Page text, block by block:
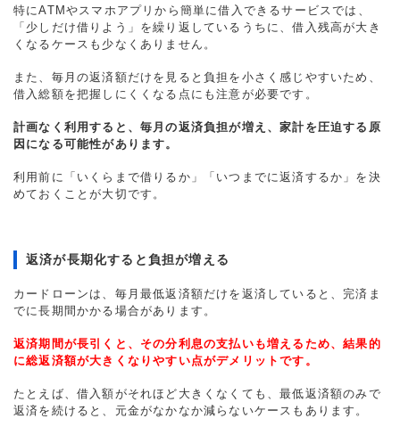
特にATMやスマホアプリから簡単に借入できるサービスでは、
「少しだけ借りよう」を繰り返しているうちに、借入残高が大き
くなるケースも少なくありません。
また、毎月の返済額だけを見ると負担を小さく感じやすいため、
借入総額を把握しにくくなる点にも注意が必要です。
計画なく利用すると、毎月の返済負担が増え、家計を圧迫する原
因になる可能性があります。
利用前に「いくらまで借りるか」「いつまでに返済するか」を決
めておくことが大切です。
返済が長期化すると負担が増える
カードローンは、毎月最低返済額だけを返済していると、完済ま
でに長期間かかる場合があります。
返済期間が長引くと、その分利息の支払いも増えるため、結果的
に総返済額が大きくなりやすい点がデメリットです。
たとえば、借入額がそれほど大きくなくても、最低返済額のみで
返済を続けると、元金がなかなか減らないケースもあります。